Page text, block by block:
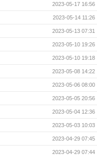
2023-05-17 16:56
2023-05-14 11:26
2023-05-13 07:31
2023-05-10 19:26
2023-05-10 19:18
2023-05-08 14:22
2023-05-06 08:00
2023-05-05 20:56
2023-05-04 12:36
2023-05-03 10:03
2023-04-29 07:45
2023-04-29 07:44